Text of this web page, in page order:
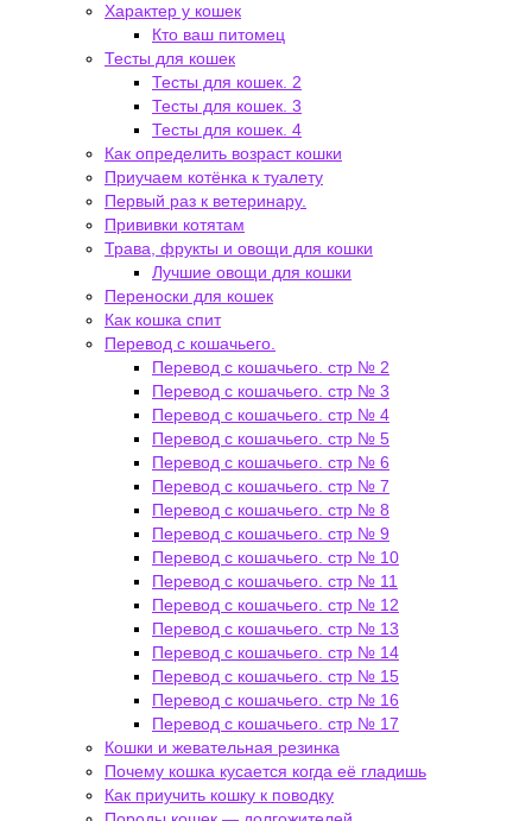
Характер у кошек
Кто ваш питомец
Тесты для кошек
Тесты для кошек. 2
Тесты для кошек. 3
Тесты для кошек. 4
Как определить возраст кошки
Приучаем котёнка к туалету
Первый раз к ветеринару.
Прививки котятам
Трава, фрукты и овощи для кошки
Лучшие овощи для кошки
Переноски для кошек
Как кошка спит
Перевод с кошачьего.
Перевод с кошачьего. стр № 2
Перевод с кошачьего. стр № 3
Перевод с кошачьего. стр № 4
Перевод с кошачьего. стр № 5
Перевод с кошачьего. стр № 6
Перевод с кошачьего. стр № 7
Перевод с кошачьего. стр № 8
Перевод с кошачьего. стр № 9
Перевод с кошачьего. стр № 10
Перевод с кошачьего. стр № 11
Перевод с кошачьего. стр № 12
Перевод с кошачьего. стр № 13
Перевод с кошачьего. стр № 14
Перевод с кошачьего. стр № 15
Перевод с кошачьего. стр № 16
Перевод с кошачьего. стр № 17
Кошки и жевательная резинка
Почему кошка кусается когда её гладишь
Как приучить кошку к поводку